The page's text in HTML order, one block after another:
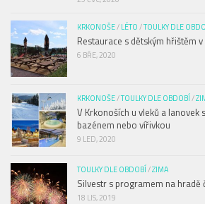
KRKONOŠE/LÉTO/TOULKY DLE
Restaurace s dětským hřištěm
6 BŘE, 2020
KRKONOŠE/TOULKY DLE OBDOBÍ/
V Krkonoších u vleků a lanovek
bazénem nebo vířivkou
9 LED, 2020
TOULKY DLE OBDOBÍ/ZIMA
Silvestr s programem na hradě
18 LIS, 2019